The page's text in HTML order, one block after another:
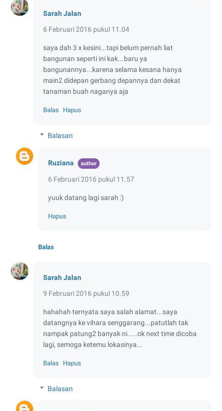
Sarah Jalan
6 Februari 2016 pukul 11.04
saya dah 3 x kesini...tapi belum pernah liat
bangunan seperti ini kak...baru ya
bangunannya...karena selama kesana hanya
main2 didepan gerbang depannya dan dekat
tanaman buah naganya aja
Balas Hapus
Balasan
Ruziana
6 Februari 2016 pukul 11.57
yuuk datang lagi sarah :)
Hapus
Balas
Sarah Jalan
9 Februari 2016 pukul 10.59
hahahah ternyata saya salah alamat...saya
datangnya ke vihara senggarang...patutlah tak
nampak patung2 banyak ni.....ok next time dicoba
lagi, semoga ketemu lokasinya...
Balas Hapus
Balasan